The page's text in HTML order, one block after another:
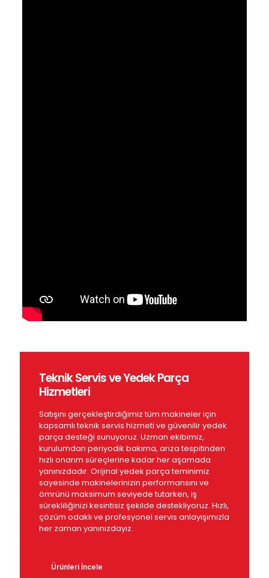
Teknik Servis ve Yedek Parça
Hizmetleri
Satışını gerçekleştirdiğimiz tüm makineler için
kapsamlı teknik servis hizmeti ve güvenilir yedek
parça desteği sunuyoruz. Uzman ekibimiz,
kurulumdan periyodik bakıma, arıza tespitinden
hızlı onarım süreçlerine kadar her aşamada
yanınızdadır. Orijinal yedek parça teminimiz
sayesinde makinelerinizin performansını ve
ömrünü maksimum seviyede tutarken, iş
sürekliliğinizi kesintisiz şekilde destekliyoruz. Hızlı,
çözüm odaklı ve profesyonel servis anlayışımızla
her zaman yanınızdayız.
Ürünleri İncele